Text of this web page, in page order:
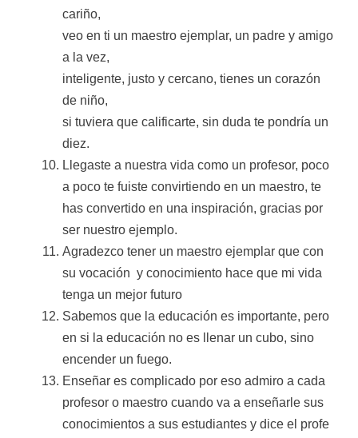
cariño,
veo en ti un maestro ejemplar, un padre y amigo
a la vez,
inteligente, justo y cercano, tienes un corazón
de niño,
si tuviera que calificarte, sin duda te pondría un
diez.
Llegaste a nuestra vida como un profesor, poco
a poco te fuiste convirtiendo en un maestro, te
has convertido en una inspiración, gracias por
ser nuestro ejemplo.
Agradezco tener un maestro ejemplar que con
su vocación y conocimiento hace que mi vida
tenga un mejor futuro
Sabemos que la educación es importante, pero
en si la educación no es llenar un cubo, sino
encender un fuego.
Enseñar es complicado por eso admiro a cada
profesor o maestro cuando va a enseñarle sus
conocimientos a sus estudiantes y dice el profe